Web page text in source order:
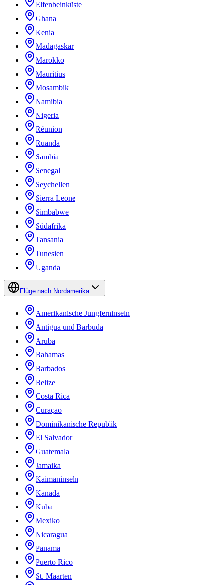
Elfenbeinküste
Ghana
Kenia
Madagaskar
Marokko
Mauritius
Mosambik
Namibia
Nigeria
Réunion
Ruanda
Sambia
Senegal
Seychellen
Sierra Leone
Simbabwe
Südafrika
Tansania
Tunesien
Uganda
Flüge nach Nordamerika
Amerikanische Jungferninseln
Antigua und Barbuda
Aruba
Bahamas
Barbados
Belize
Costa Rica
Curaçao
Dominikanische Republik
El Salvador
Guatemala
Jamaika
Kaimaninseln
Kanada
Kuba
Mexiko
Nicaragua
Panama
Puerto Rico
St. Maarten